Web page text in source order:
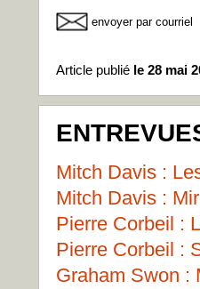
envoyer par courriel
Article publié le 28 mai
Mitch Davis :
Mitch Davis :
Pierre Corbeil :
Pierre Corbeil :
Graham Swon :